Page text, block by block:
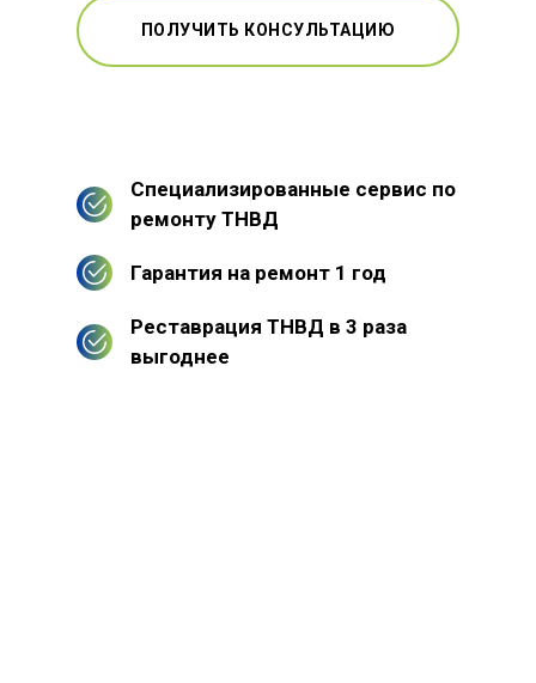
ПОЛУЧИТЬ КОНСУЛЬТАЦИЮ
Специализированные сервис по
ремонту ТНВД
Гарантия на ремонт 1 год
Реставрация ТНВД в 3 раза
выгоднее